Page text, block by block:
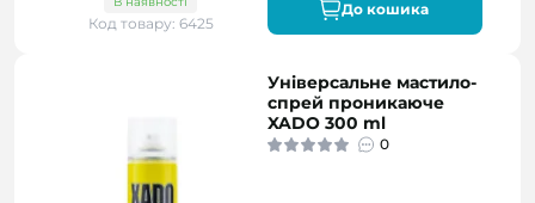
Код товару: 6425
До кошика
Універсальне мастило-
спрей проникаюче
XADO 300 ml
0